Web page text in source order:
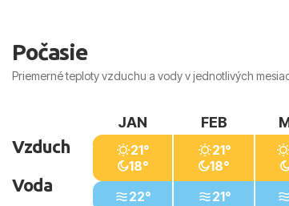
Počasie
Priemerné teploty vzduchu a vody v jednotlivých
Vzduch
Voda
JAN
21°
18°
22°
FEB
21°
18°
21°